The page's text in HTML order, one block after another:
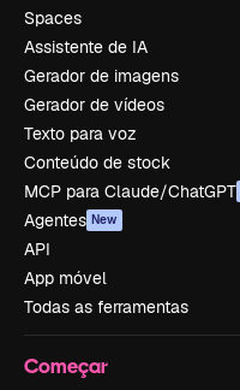
Spaces
Assistente de IA
Gerador de imagens
Gerador de vídeos
Texto para voz
Conteúdo de stock
MCP para Claude/ChatGPT
Agentes New
API
App móvel
Todas as ferramentas
Começar